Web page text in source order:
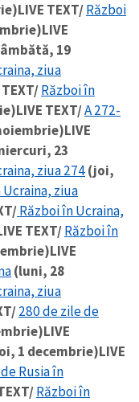
LIVE TEXT/Război
LIVE
19
ziua
TEXT/Război în
LIVE TEXT/A 272-
LIVE
23
ziua 274(joi,
ziua
Război în Ucraina,
TEXT/Război în
LIVE
(luni, 28
ziua
280 de zile de
LIVE
1 decembrie)LIVE
Rusia în
Război în